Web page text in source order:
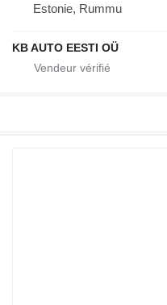
Estonie, Rummu
KB AUTO EESTI OÜ